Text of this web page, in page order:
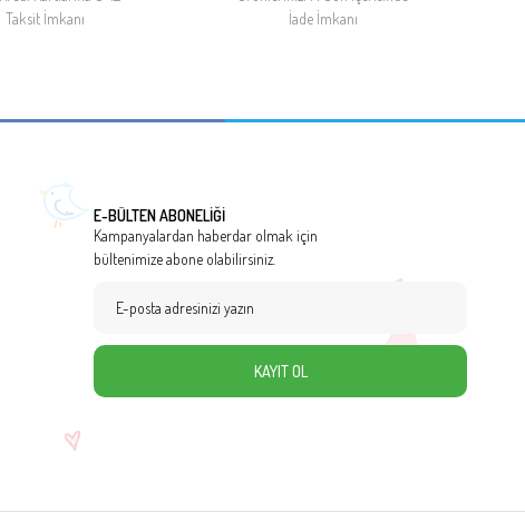
Taksit İmkanı
İade İmkanı
E-BÜLTEN ABONELİĞİ
Kampanyalardan haberdar olmak için
bültenimize abone olabilirsiniz.
KAYIT OL